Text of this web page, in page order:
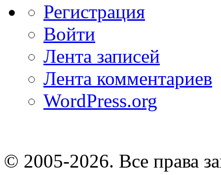
Регистрация
Войти
Лента записей
Лента комментариев
WordPress.org
© 2005-2026. Все права